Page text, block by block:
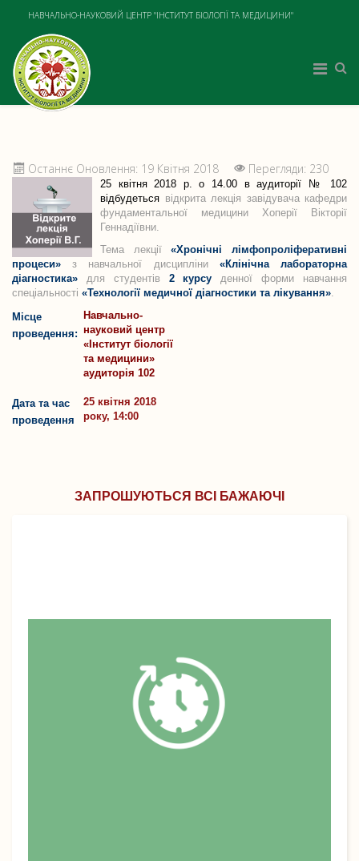
НАВЧАЛЬНО-НАУКОВИЙ ЦЕНТР "ІНСТИТУТ БІОЛОГІЇ ТА МЕДИЦИНИ"
Останнє Оновлення: 19 Квітня 2018 Перегляди: 230
25 квітня 2018 р. о 14.00 в аудиторії № 102
відбудеться відкрита лекція завідувача кафедри
фундаментальної медицини Хоперії Вікторії
Геннадіївни.
Тема лекції«Хронічні лімфопроліферативні
процеси» з навчальної дисципліни «Клінічна лабораторна
діагностика» для студентів 2 курсу денної форми навчання
спеціальності «Технології медичної діагностики та лікування».
Місце
проведення:
Навчально-
науковий центр
«Інститут біології
та медицини»
аудиторія 102
Дата та час
проведення
25 квітня 2018
року, 14:00
ЗАПРОШУЮТЬСЯ ВСІ БАЖАЮЧІ